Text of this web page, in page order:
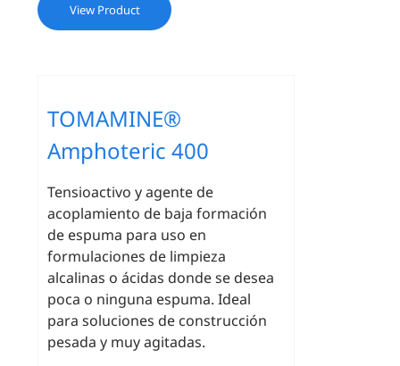
View Product
TOMAMINE®
Amphoteric 400
Tensioactivo y agente de
acoplamiento de baja formación
de espuma para uso en
formulaciones de limpieza
alcalinas o ácidas donde se desea
poca o ninguna espuma. Ideal
para soluciones de construcción
pesada y muy agitadas.